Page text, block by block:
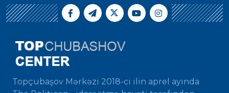
Topçubaşov Mərkəzi 2018-ci ilin aprel ayında